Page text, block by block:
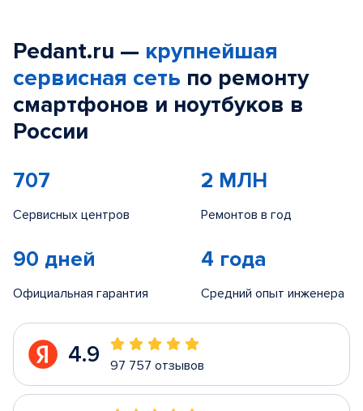
Pedant.ru — крупнейшая
сервисная сеть по ремонту
смартфонов и ноутбуков в
России
707
Сервисных центров
2 МЛН
Ремонтов в год
90 дней
Официальная гарантия
4 года
Средний опыт инженера
4.9 97 757 отзывов